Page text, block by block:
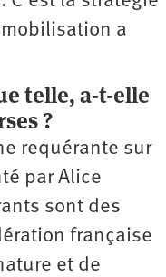
a
telle, a-t-elle
?
requérante sur
par Alice
sont des
française
et de